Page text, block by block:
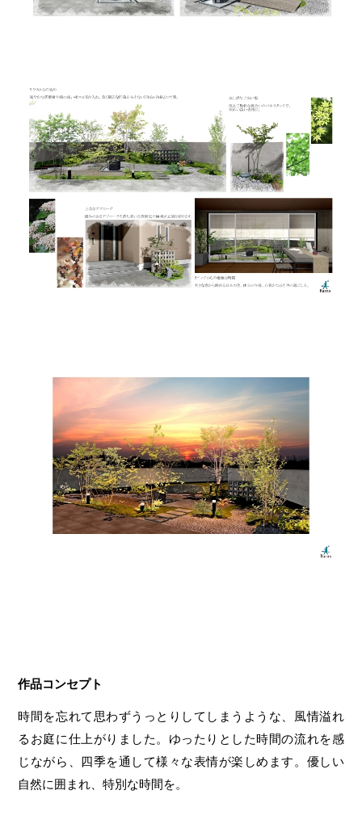
作品コンセプト
時間を忘れて思わずうっとりしてしまうような、風情溢れ
るお庭に仕上がりました。ゆったりとした時間の流れを感
じながら、四季を通して様々な表情が楽しめます。優しい
自然に囲まれ、特別な時間を。